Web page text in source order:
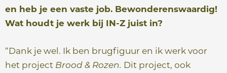
en heb je een vaste job. Bewonderenswaardig!
Wat houdt je werk bij IN-Z juist in?
“Dank je wel. Ik ben brugfiguur en ik werk voor
het project Brood & Rozen. Dit project, ook